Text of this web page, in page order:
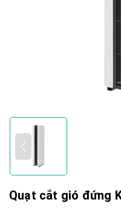
Quạt cắt gió đứng